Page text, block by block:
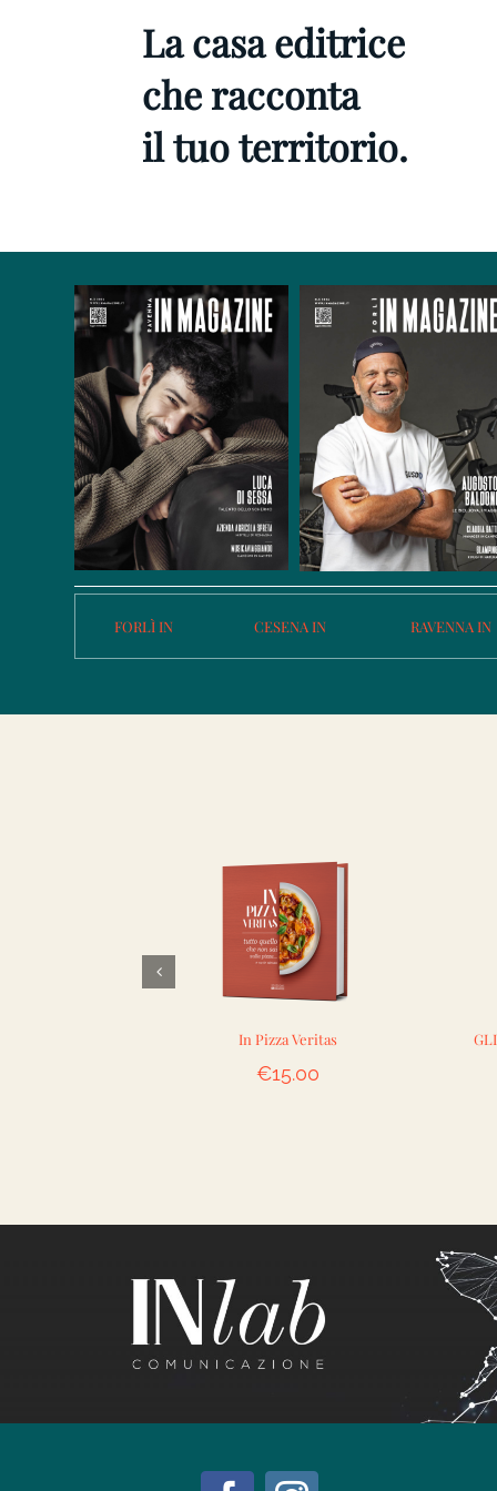
La casa editrice
che racconta
il tuo territorio.
Ravenna IN RivistaHome Forlì IN RivistaHome
FORLÌ IN CESENA IN RAVENNA IN
In Pizza Veritas
€15.00